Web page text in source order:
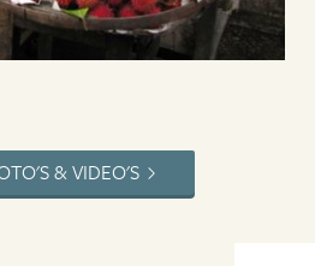
& VIDEO'S